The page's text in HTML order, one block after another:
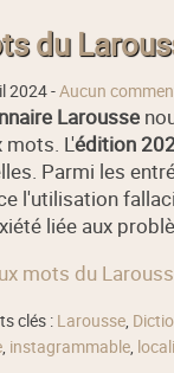
du
2024-Aucun
Larousse
mots. L'édition
Parmi les
l'utilisation
liée aux
mots du
clés : Larousse,
, instagrammable,